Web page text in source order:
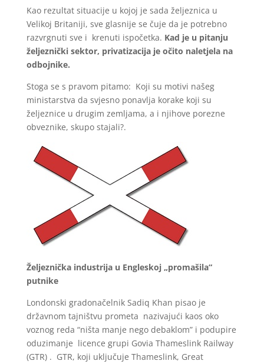
Kao rezultat situacije u kojoj je sada željeznica u
Velikoj Britaniji, sve glasnije se čuje da je potrebno
razvrgnuti sve i krenuti ispočetka. Kad je u pitanju
željeznički sektor, privatizacija je očito naletjela na
odbojnike.
Stoga se s pravom pitamo: Koji su motivi našeg
ministarstva da svjesno ponavlja korake koji su
željeznice u drugim zemljama, a i njihove porezne
obveznike, skupo stajali?.
Željeznička industrija u Engleskoj „promašila“
putnike
Londonski gradonačelnik Sadiq Khan pisao je
državnom tajništvu prometa nazivajući kaos oko
voznog reda “ništa manje nego debaklom” i podupire
oduzimanje licence grupi Govia Thameslink Railway
(GTR) . GTR, koji uključuje Thameslink, Great